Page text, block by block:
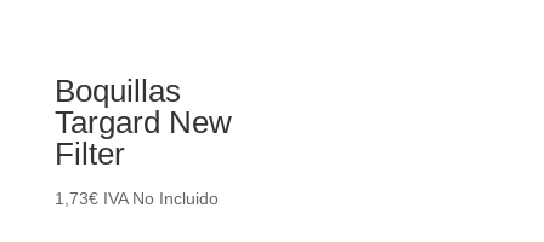
Boquillas
Targard New
Filter
1,73€ IVA No Incluido